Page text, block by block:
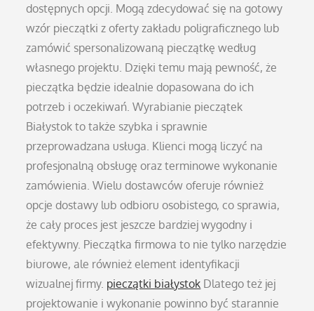
dostępnych opcji. Mogą zdecydować się na gotowy
wzór pieczątki z oferty zakładu poligraficznego lub
zamówić spersonalizowaną pieczątkę według
własnego projektu. Dzięki temu mają pewność, że
pieczątka będzie idealnie dopasowana do ich
potrzeb i oczekiwań. Wyrabianie pieczątek
Białystok to także szybka i sprawnie
przeprowadzana usługa. Klienci mogą liczyć na
profesjonalną obsługę oraz terminowe wykonanie
zamówienia. Wielu dostawców oferuje również
opcje dostawy lub odbioru osobistego, co sprawia,
że cały proces jest jeszcze bardziej wygodny i
efektywny. Pieczątka firmowa to nie tylko narzędzie
biurowe, ale również element identyfikacji
wizualnej firmy. pieczątki białystok Dlatego też jej
projektowanie i wykonanie powinno być starannie